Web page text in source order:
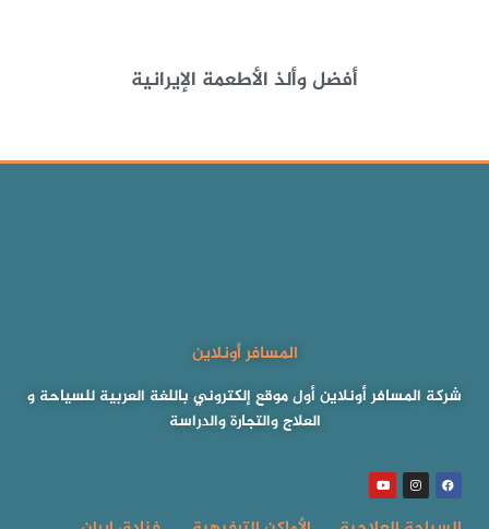
أفضل وألذ الأطعمة الإيرانية
المسافر أونلاين
شركة المسافر أونلاين أول موقع إلكتروني باللغة العربية للسياحة و
العلاج والتجارة والدراسة